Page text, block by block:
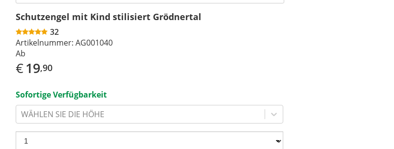
Schutzengel mit Kind stilisiert Grödnertal
32
Artikelnummer: AG001040
Ab
€19,90
Sofortige Verfügbarkeit
WÄHLEN SIE DIE HÖHE